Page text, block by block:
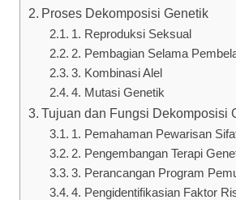
Proses Dekomposisi Genetik
1. Reproduksi Seksual
2. Pembagian Selama
3. Kombinasi Alel
4. Mutasi Genetik
Tujuan dan Fungsi Dekomposisi
1. Pemahaman Pewarisan
2. Pengembangan Terapi
3. Perancangan Program
4. Pengidentifikasian Faktor